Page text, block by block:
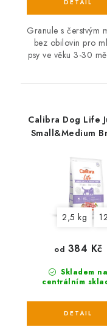
Granule s čerstvým
bez obilovin pro
psy ve věku 3-30
Calibra Dog Life
Small&Medium
2,5 kg
Skladem na
centrálním
od 384 Kč